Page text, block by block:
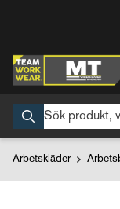
Arbetskläder